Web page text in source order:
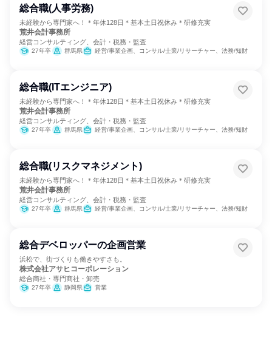
総合職(人事労務)
未経験から専門家へ！＊年休128日＊基本土日祝休み＊研修充実
荒井会計事務所
経営コンサルティング、会計・税務・監査
27年卒 群馬県 経営/事業企画、コンサル/士業/リサーチャー、法務/知財
総合職(ITエンジニア)
未経験から専門家へ！＊年休128日＊基本土日祝休み＊研修充実
荒井会計事務所
経営コンサルティング、会計・税務・監査
27年卒 群馬県 経営/事業企画、コンサル/士業/リサーチャー、法務/知財
総合職(リスクマネジメント)
未経験から専門家へ！＊年休128日＊基本土日祝休み＊研修充実
荒井会計事務所
経営コンサルティング、会計・税務・監査
27年卒 群馬県 経営/事業企画、コンサル/士業/リサーチャー、法務/知財
総合デベロッパーの企画営業
浜松で、街づくりも働きやすさも。
株式会社アサヒコーポレーション
総合商社・専門商社・卸売
27年卒 静岡県 営業